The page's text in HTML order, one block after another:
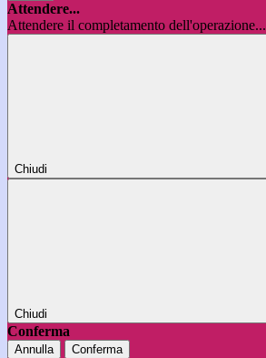
Attendere...
Attendere il completamento dell'operazione...
Chiudi
Chiudi
Conferma
Annulla Conferma